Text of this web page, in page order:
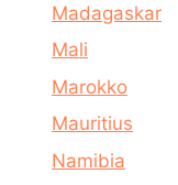
Madagaskar
Mali
Marokko
Mauritius
Namibia